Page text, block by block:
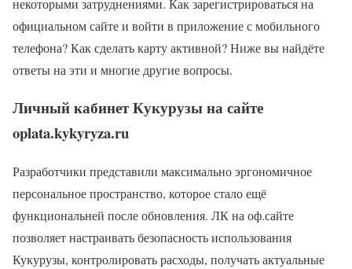
официальном сайте и войти в приложение с мобильного
телефона? Как сделать карту активной? Ниже вы найдёте
ответы на эти и многие другие вопросы.
Личный кабинет Кукурузы на сайте
oplata.kykyryza.ru
Разработчики представили максимально эргономичное
персональное пространство, которое стало ещё
функциональней после обновления. ЛК на оф.сайте
позволяет настраивать безопасность использования
Кукурузы, контролировать расходы, получать актуальные